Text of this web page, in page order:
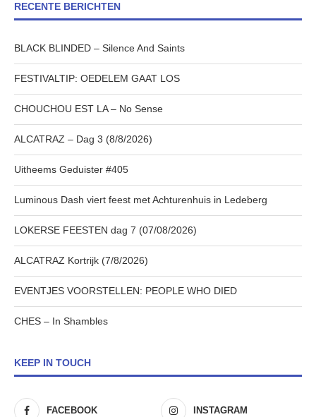
RECENTE BERICHTEN
BLACK BLINDED – Silence And Saints
FESTIVALTIP: OEDELEM GAAT LOS
CHOUCHOU EST LA – No Sense
ALCATRAZ – Dag 3 (8/8/2026)
Uitheems Geduister #405
Luminous Dash viert feest met Achturenhuis in Ledeberg
LOKERSE FEESTEN dag 7 (07/08/2026)
ALCATRAZ Kortrijk (7/8/2026)
EVENTJES VOORSTELLEN: PEOPLE WHO DIED
CHES – In Shambles
KEEP IN TOUCH
FACEBOOK INSTAGRAM